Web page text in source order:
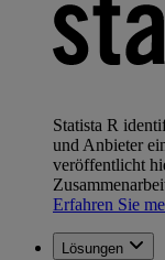
Statista R
und Anbieter
veröffentlicht
Erfahren Sie
Lösungen